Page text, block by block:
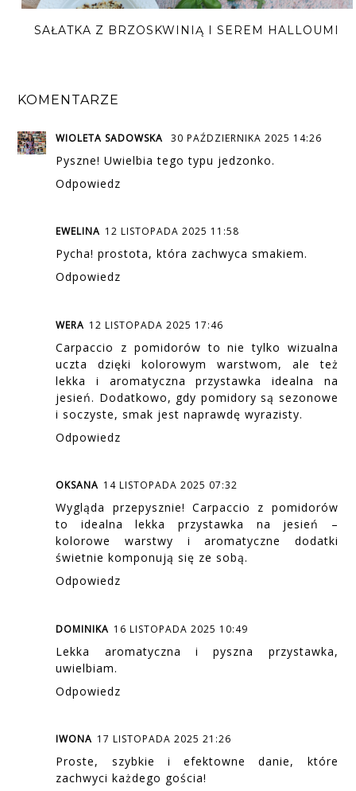
SAŁATKA Z BRZOSKWINIĄ I SEREM HALLOUMI
KOMENTARZE
WIOLETA SADOWSKA 30 PAŹDZIERNIKA 2025 14:26
Pyszne! Uwielbia tego typu jedzonko.
Odpowiedz
EWELINA 12 LISTOPADA 2025 11:58
Pycha! prostota, która zachwyca smakiem.
Odpowiedz
WERA 12 LISTOPADA 2025 17:46
Carpaccio z pomidorów to nie tylko wizualna
uczta dzięki kolorowym warstwom, ale też
lekka i aromatyczna przystawka idealna na
jesień. Dodatkowo, gdy pomidory są sezonowe
i soczyste, smak jest naprawdę wyrazisty.
Odpowiedz
OKSANA 14 LISTOPADA 2025 07:32
Wygląda przepysznie! Carpaccio z pomidorów
to idealna lekka przystawka na jesień –
kolorowe warstwy i aromatyczne dodatki
świetnie komponują się ze sobą.
Odpowiedz
DOMINIKA 16 LISTOPADA 2025 10:49
Lekka aromatyczna i pyszna przystawka,
uwielbiam.
Odpowiedz
IWONA 17 LISTOPADA 2025 21:26
Proste, szybkie i efektowne danie, które
zachwyci każdego gościa!